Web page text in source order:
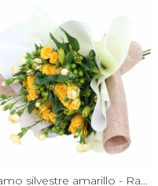
Ramo silvestre amarillo - Ramo de flores circular con rosas amarillas, claveles, astromelias e hypericum verde